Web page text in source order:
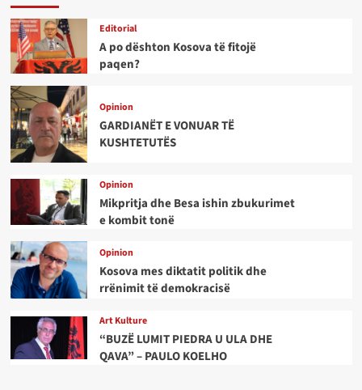
Editorial
A po dështon Kosova të fitojë
paqen?
Opinion
GARDIANËT E VONUAR TË
KUSHTETUTËS
Opinion
Mikpritja dhe Besa ishin zbukurimet
e kombit tonë
Opinion
Kosova mes diktatit politik dhe
rrënimit të demokracisë
Art Kulture
“BUZË LUMIT PIEDRA U ULA DHE
QAVA” – PAULO KOELHO